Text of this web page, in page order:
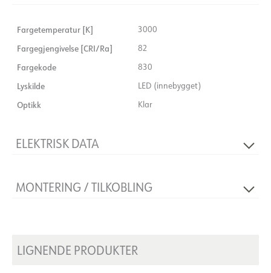
Fargetemperatur [K] 3000
Fargegjengivelse [CRI/Ra] 82
Fargekode 830
Lyskilde LED (innebygget)
Optikk Klar
ELEKTRISK DATA
Isolasjonsklasse 1
MONTERING / TILKOBLING
LIGNENDE PRODUKTER